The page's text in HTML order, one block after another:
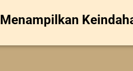
Menampilkan